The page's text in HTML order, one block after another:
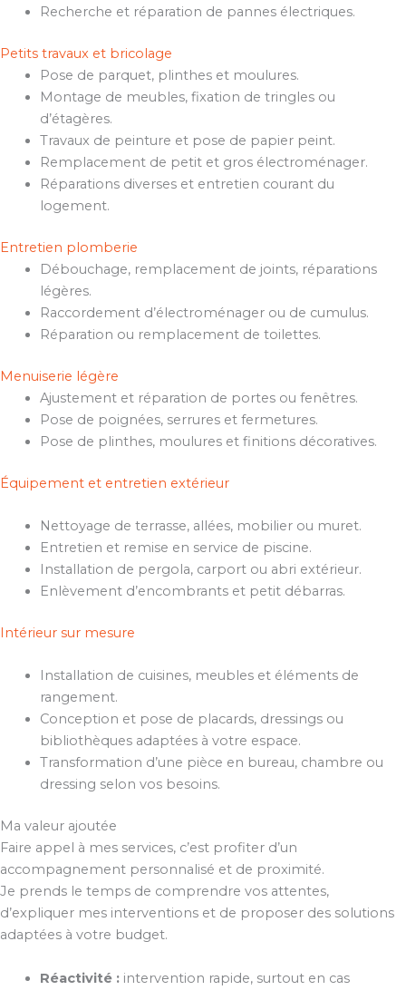
Recherche et réparation de pannes électriques.
Petits travaux et bricolage
Pose de parquet, plinthes et moulures.
Montage de meubles, fixation de tringles ou
d’étagères.
Travaux de peinture et pose de papier peint.
Remplacement de petit et gros électroménager.
Réparations diverses et entretien courant du
logement.
Entretien plomberie
Débouchage, remplacement de joints, réparations
légères.
Raccordement d’électroménager ou de cumulus.
Réparation ou remplacement de toilettes.
Menuiserie légère
Ajustement et réparation de portes ou fenêtres.
Pose de poignées, serrures et fermetures.
Pose de plinthes, moulures et finitions décoratives.
Équipement et entretien extérieur
Nettoyage de terrasse, allées, mobilier ou muret.
Entretien et remise en service de piscine.
Installation de pergola, carport ou abri extérieur.
Enlèvement d’encombrants et petit débarras.
Intérieur sur mesure
Installation de cuisines, meubles et éléments de
rangement.
Conception et pose de placards, dressings ou
bibliothèques adaptées à votre espace.
Transformation d’une pièce en bureau, chambre ou
dressing selon vos besoins.
Ma valeur ajoutée
Faire appel à mes services, c’est profiter d’un
accompagnement personnalisé et de proximité.
Je prends le temps de comprendre vos attentes,
d’expliquer mes interventions et de proposer des solutions
adaptées à votre budget.
Réactivité :intervention rapide, surtout en cas